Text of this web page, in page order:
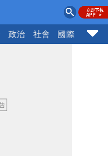
政治 社會 國際 財經